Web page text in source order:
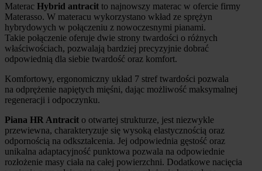
Materac Hybrid antracit to najnowszy materac w ofercie firmy
Materasso. W materacu wykorzystano wkład ze sprężyn
hybrydowych w połączeniu z nowoczesnymi pianami.
Takie połączenie oferuje dwie strony twardości o różnych
właściwościach, pozwalają bardziej precyzyjnie dobrać
odpowiednią dla siebie twardość oraz komfort.
Komfortowy, ergonomiczny układ 7 stref twardości pozwala
na odprężenie napiętych mięśni, dając możliwość maksymalnej
regeneracji i odpoczynku.
Piana HR Antracit o otwartej strukturze, jest niezwykle
przewiewna, charakteryzuje się wysoką elastycznością oraz
odpornością na odkształcenia. Jej odpowiednia gęstość oraz
unikalna adaptacyjność punktowa pozwala na odpowiednie
rozłożenie masy ciała na całej powierzchni. Dodatkowe nacięcia